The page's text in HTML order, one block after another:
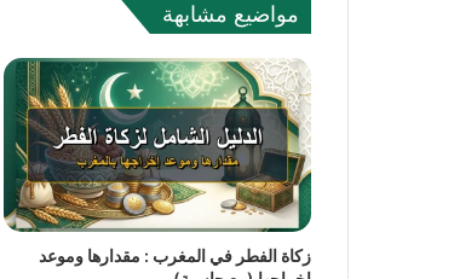
مواضيع مشابهة
زكاة الفطر في المغرب : مقدارها وموعد